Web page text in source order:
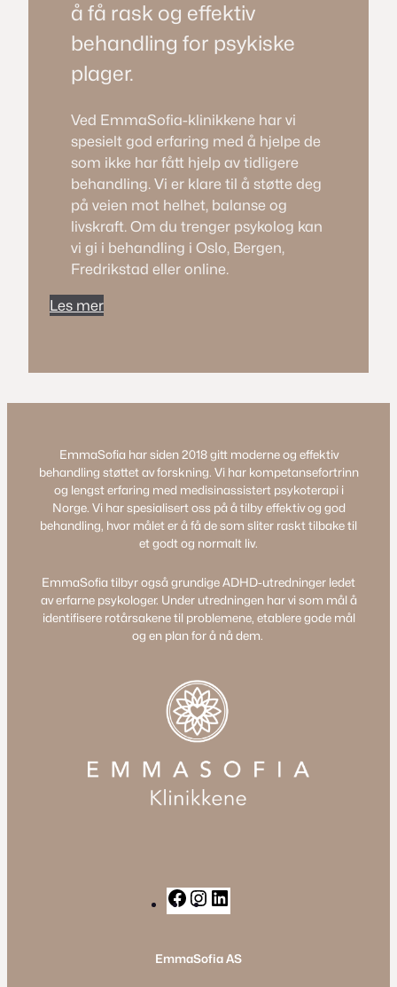
å få rask og effektiv
behandling for psykiske
plager.
Ved EmmaSofia-klinikkene har vi
spesielt god erfaring med å hjelpe de
som ikke har fått hjelp av tidligere
behandling. Vi er klare til å støtte deg
på veien mot helhet, balanse og
livskraft. Om du trenger psykolog kan
vi gi i behandling i Oslo, Bergen,
Fredrikstad eller online.
Les mer
EmmaSofia har siden 2018 gitt moderne og effektiv
behandling støttet av forskning. Vi har kompetansefortrinn
og lengst erfaring med medisinassistert psykoterapi i
Norge. Vi har spesialisert oss på å tilby effektiv og god
behandling, hvor målet er å få de som sliter raskt tilbake til
et godt og normalt liv.
EmmaSofia tilbyr også grundige ADHD-utredninger ledet
av erfarne psykologer. Under utredningen har vi som mål å
identifisere rotårsakene til problemene, etablere gode mål
og en plan for å nå dem.
F
a
e
I
n
t
i
k
EmmaSofia AS